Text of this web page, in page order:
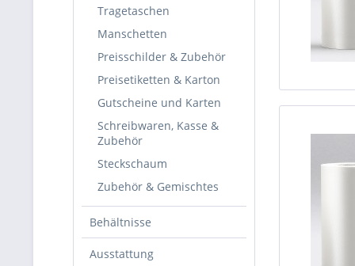
Tragetaschen
Manschetten
Preisschilder & Zubehör
Preisetiketten & Karton
Gutscheine und Karten
Schreibwaren, Kasse &
Zubehör
Steckschaum
Zubehör & Gemischtes
Behältnisse
Ausstattung